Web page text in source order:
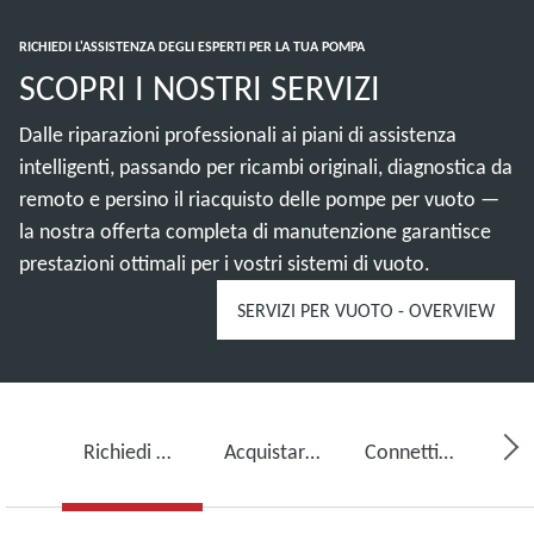
RICHIEDI L'ASSISTENZA DEGLI ESPERTI PER LA TUA POMPA
SCOPRI I NOSTRI SERVIZI
Dalle riparazioni professionali ai piani di assistenza
intelligenti, passando per ricambi originali, diagnostica da
remoto e persino il riacquisto delle pompe per vuoto —
la nostra offerta completa di manutenzione garantisce
prestazioni ottimali per i vostri sistemi di vuoto.
SERVIZI PER VUOTO - OVERVIEW
Richiedi assistenza per la tua pompa per vuoto Acquistare olio per pompe per vuoto, ricambi e kit Connettività, monitoraggio e rilevamento